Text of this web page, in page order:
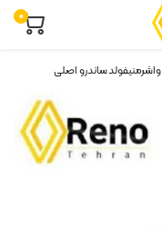
۰
واشرمنیفولد ساندرو اصلی